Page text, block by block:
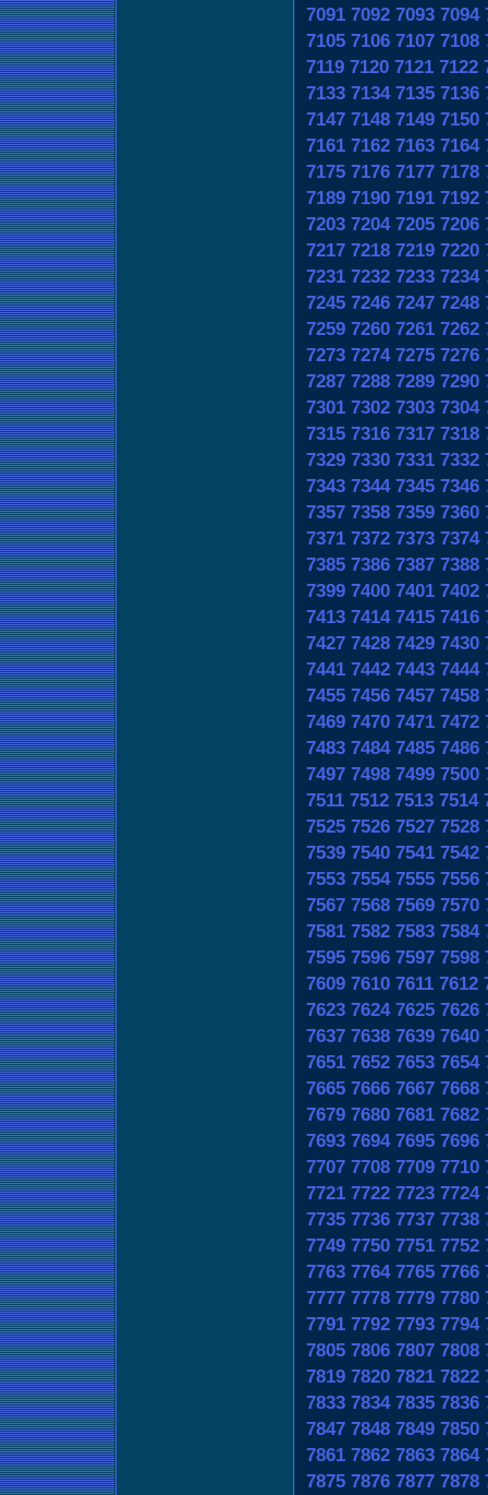
7091 7092 7093 7094
7105 7106 7107 7108
7119 7120 7121 7122
7133 7134 7135 7136
7147 7148 7149 7150
7161 7162 7163 7164
7175 7176 7177 7178
7189 7190 7191 7192
7203 7204 7205 7206
7217 7218 7219 7220
7231 7232 7233 7234
7245 7246 7247 7248
7259 7260 7261 7262
7273 7274 7275 7276
7287 7288 7289 7290
7301 7302 7303 7304
7315 7316 7317 7318
7329 7330 7331 7332
7343 7344 7345 7346
7357 7358 7359 7360
7371 7372 7373 7374
7385 7386 7387 7388
7399 7400 7401 7402
7413 7414 7415 7416
7427 7428 7429 7430
7441 7442 7443 7444
7455 7456 7457 7458
7469 7470 7471 7472
7483 7484 7485 7486
7497 7498 7499 7500
7511 7512 7513 7514
7525 7526 7527 7528
7539 7540 7541 7542
7553 7554 7555 7556
7567 7568 7569 7570
7581 7582 7583 7584
7595 7596 7597 7598
7609 7610 7611 7612
7623 7624 7625 7626
7637 7638 7639 7640
7651 7652 7653 7654
7665 7666 7667 7668
7679 7680 7681 7682
7693 7694 7695 7696
7707 7708 7709 7710
7721 7722 7723 7724
7735 7736 7737 7738
7749 7750 7751 7752
7763 7764 7765 7766
7777 7778 7779 7780
7791 7792 7793 7794
7805 7806 7807 7808
7819 7820 7821 7822
7833 7834 7835 7836
7847 7848 7849 7850
7861 7862 7863 7864
7875 7876 7877 7878